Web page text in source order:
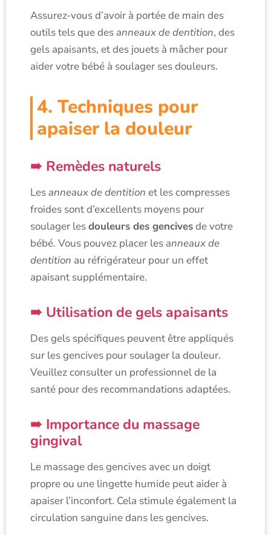
Assurez-vous d’avoir à portée de main des
outils tels que desanneaux de dentition, des
gels apaisants, et des jouets à mâcher pour
aider votre bébé à soulager ses douleurs.
4. Techniques pour
apaiser la douleur
Remèdes naturels
Lesanneaux de dentition et les compresses
froides sont d’excellents moyens pour
soulager lesdouleurs des gencivesde votre
bébé. Vous pouvez placer lesanneaux de
dentition au réfrigérateur pour un effet
apaisant supplémentaire.
Utilisation de gels apaisants
Des gels spécifiques peuvent être appliqués
sur les gencives pour soulager la douleur.
Veuillez consulter un professionnel de la
santé pour des recommandations adaptées.
Importance du massage
gingival
Le massage des gencives avec un doigt
propre ou une lingette humide peut aider à
apaiser l’inconfort. Cela stimule également la
circulation sanguine dans les gencives.